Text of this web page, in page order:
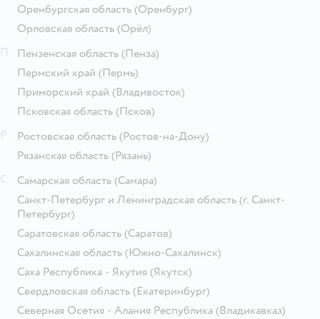
Оренбургская область (Оренбург)
Орловская область (Орёл)
Пензенская область (Пенза)
Пермский край (Пермь)
Приморский край (Владивосток)
Псковская область (Псков)
Ростовская область (Ростов-на-Дону)
Рязанская область (Рязань)
Самарская область (Самара)
Санкт-Петербург и Ленинградская область (г. Санкт-
Петербург)
Саратовская область (Саратов)
Сахалинская область (Южно-Сахалинск)
Саха Республика - Якутия (Якутск)
Свердловская область (Екатеринбург)
Северная Осетия - Алания Республика (Владикавказ)